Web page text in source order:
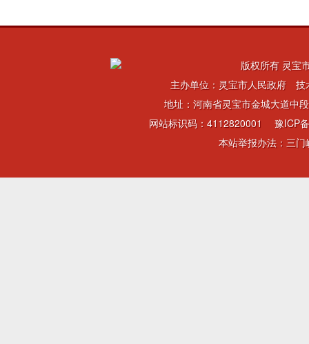
版权所有 灵宝
主办单位：灵宝市人民政府 技
地址：河南省灵宝市金城大道
网站标识码：4112820001 豫ICP
本站举报办法：三